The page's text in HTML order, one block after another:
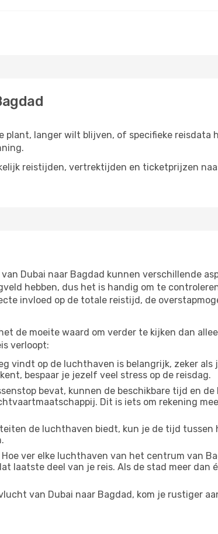
plant, langer wilt blijven, of specifieke
reistijden, vertrektijden en ticketprijzen
Dubai naar Bagdad kunnen verschillende
hebben, dus het is handig om te
invloed op de totale reistijd, de
de moeite waard om verder te kijken dan
verloopt:
vindt op de luchthaven is belangrijk, zeker
bespaar je jezelf veel stress op de reisdag.
bevat, kunnen de beschikbare tijd en
Dit is iets om rekening
de luchthaven biedt, kun je de tijd tussen
Hoe ver elke luchthaven van het centrum van
laatste deel van je reis. Als de stad meer dan
van Dubai naar Bagdad, kom je rustiger